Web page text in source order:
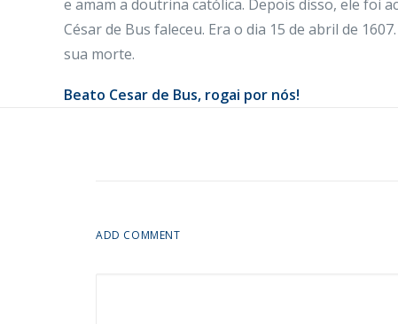
e amam a doutrina católica. Depois disso, ele foi
César de Bus faleceu. Era o dia 15 de abril de
sua morte.
Beato Cesar de Bus, rogai por nós!
ADD COMMENT